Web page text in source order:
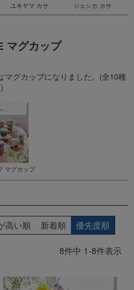
ユキヤマ カサ ジェシカ カサ
マグカップ
マグカップになりました。(全10種
マグカップ
高い順 新着順 優先度順
8件中 1-8件表示